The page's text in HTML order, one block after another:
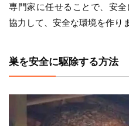
専門家に任せることで、安
協力して、安全な環境を作り
巣を安全に駆除する方法